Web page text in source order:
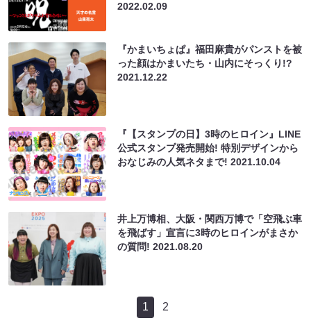
2022.02.09
『かまいちょぱ』福田麻貴がパンストを被
った顔はかまいたち・山内にそっくり!?
2021.12.22
『【スタンプの日】3時のヒロイン』LINE
公式スタンプ発売開始! 特別デザインから
おなじみの人気ネタまで!2021.10.04
井上万博相、大阪・関西万博で「空飛ぶ車
を飛ばす」宣言に3時のヒロインがまさか
の質問!2021.08.20
1 2